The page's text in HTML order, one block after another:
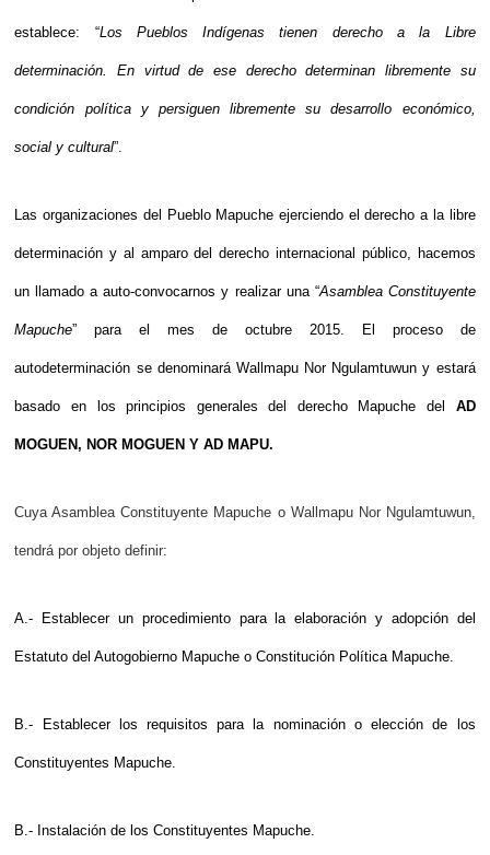
establece: “Los Pueblos Indígenas tienen derecho a la Libre
determinación. En virtud de ese derecho determinan libremente su
condición política y persiguen libremente su desarrollo económico,
social y cultural”.
Las organizaciones del Pueblo Mapuche ejerciendo el derecho a la libre
determinación y al amparo del derecho internacional público, hacemos
un llamado a auto-convocarnos y realizar una “Asamblea Constituyente
Mapuche” para el mes de octubre 2015. El proceso de
autodeterminación se denominará Wallmapu Nor Ngulamtuwun y estará
basado en los principios generales del derecho Mapuche del AD
MOGUEN, NOR MOGUEN Y AD MAPU.
Cuya Asamblea Constituyente Mapuche o Wallmapu Nor Ngulamtuwun,
tendrá por objeto definir:
A.- Establecer un procedimiento para la elaboración y adopción del
Estatuto del Autogobierno Mapuche o Constitución Política Mapuche.
B.- Establecer los requisitos para la nominación o elección de los
Constituyentes Mapuche.
B.- Instalación de los Constituyentes Mapuche.